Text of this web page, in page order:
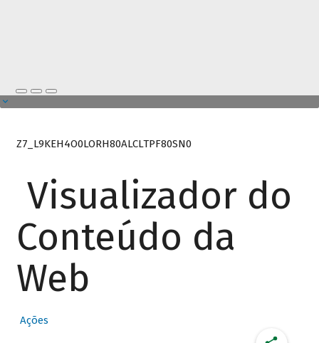
Z7_L9KEH4O0LORH80ALCLTPF80SN0
Visualizador do
Conteúdo da
Web
Ações